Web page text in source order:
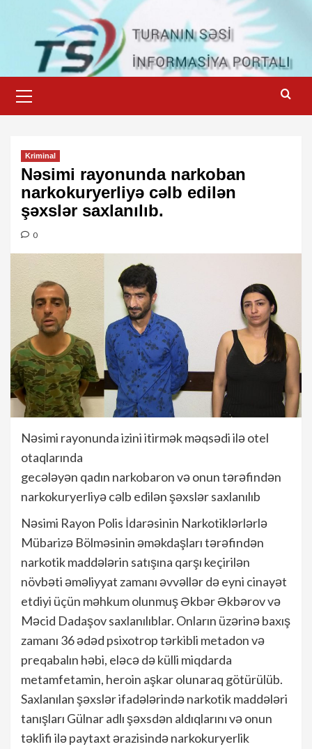
content
Menu
Kriminal
Nəsimi rayonunda narkoban
narkokuryerliyə cəlb edilən
şəxslər saxlanılıb.
0
Nəsimi rayonunda izini itirmək məqsədi ilə otel
otaqlarında
gecələyən qadın narkobaron və onun tərəfindən
narkokuryerliyə cəlb edilən şəxslər saxlanılıb
Nəsimi Rayon Polis İdarəsinin Narkotiklərlərlə
Mübarizə Bölməsinin əməkdaşları tərəfindən
narkotik maddələrin satışına qarşı keçirilən
növbəti əməliyyat zamanı əvvəllər də eyni cinayət
etdiyi üçün məhkum olunmuş Əkbər Əkbərov və
Məcid Dadaşov saxlanılıblar. Onların üzərinə baxış
zamanı 36 ədəd psixotrop tərkibli metadon və
preqabalın həbi, eləcə də külli miqdarda
metamfetamin, heroin aşkar olunaraq götürülüb.
Saxlanılan şəxslər ifadələrində narkotik maddələri
tanışları Gülnar adlı şəxsdən aldıqlarını və onun
təklifi ilə paytaxt ərazisində narkokuryerlik